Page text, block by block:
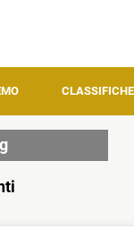
CLASSIFICHE